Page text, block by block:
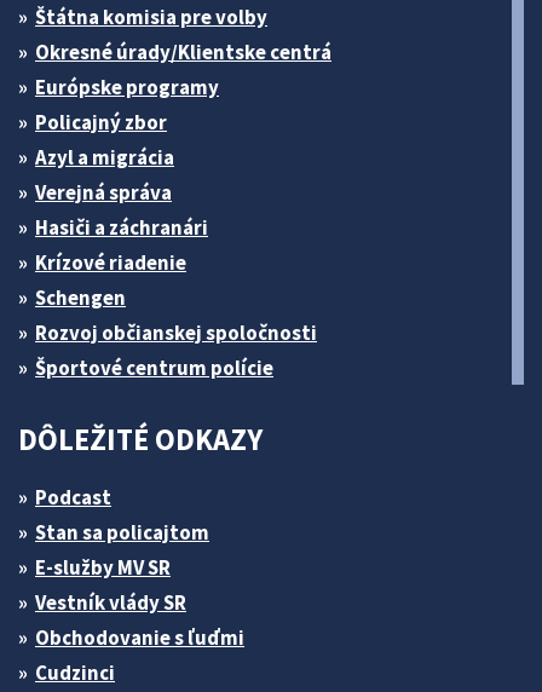
Štátna komisia pre volby
Okresné úrady/Klientske centrá
Európske programy
Policajný zbor
Azyl a migrácia
Verejná správa
Hasiči a záchranári
Krízové riadenie
Schengen
Rozvoj občianskej spoločnosti
Športové centrum polície
DÔLEŽITÉ ODKAZY
Podcast
Stan sa policajtom
E-služby MV SR
Vestník vlády SR
Obchodovanie s ľuďmi
Cudzinci